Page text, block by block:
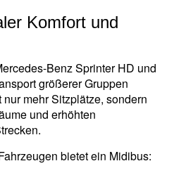
Komfort und
Benz Sprinter HD und
größerer Gruppen
mehr Sitzplätze, sondern
und erhöhten
bietet ein Midibus: